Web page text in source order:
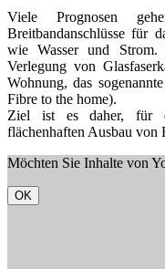
Viele Prognosen
Breitbandanschlüsse für
wie Wasser und
Verlegung von
Wohnung, das
Fibre to the home).
Ziel ist es daher, für
flächenhaften Ausbau von
Möchten Sie Inhalte von
OK